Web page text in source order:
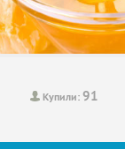
Купили:91